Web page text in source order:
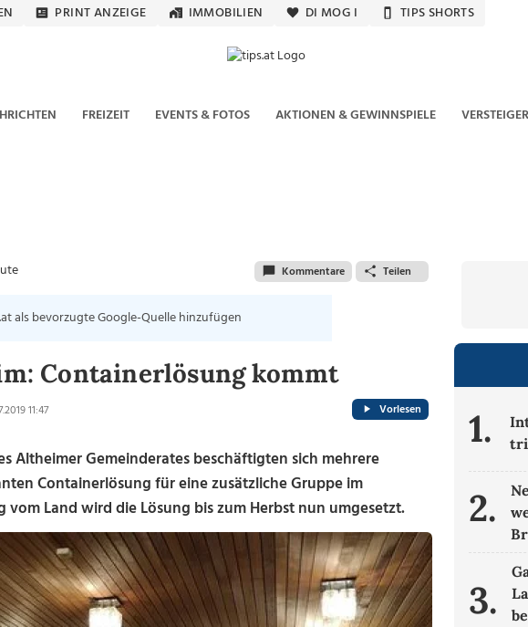
PRINT ANZEIGE IMMOBILIEN DI MOG I TIPS SHORTS
FREIZEIT EVENTS & FOTOS AKTIONEN & GEWINNSPIELE
Kommentare Teilen
als bevorzugte Google-Quelle hinzufügen
Containerlösung kommt
11:47 Vorlesen
Altheimer Gemeinderates beschäftigten sich mehrere
Containerlösung für eine zusätzliche Gruppe im
Land wird die Lösung bis zum Herbst nun umgesetzt.
1.
2.
3.